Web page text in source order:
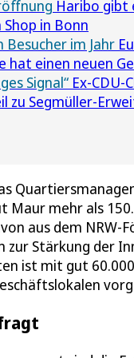
Haribo gibt
in Bonn
Besucher im Jahr
hat einen neuen
Signal“ Ex-
zu Segmüller-
Maur mehr als
aus dem NRW-
zur Stärkung der
ist mit gut